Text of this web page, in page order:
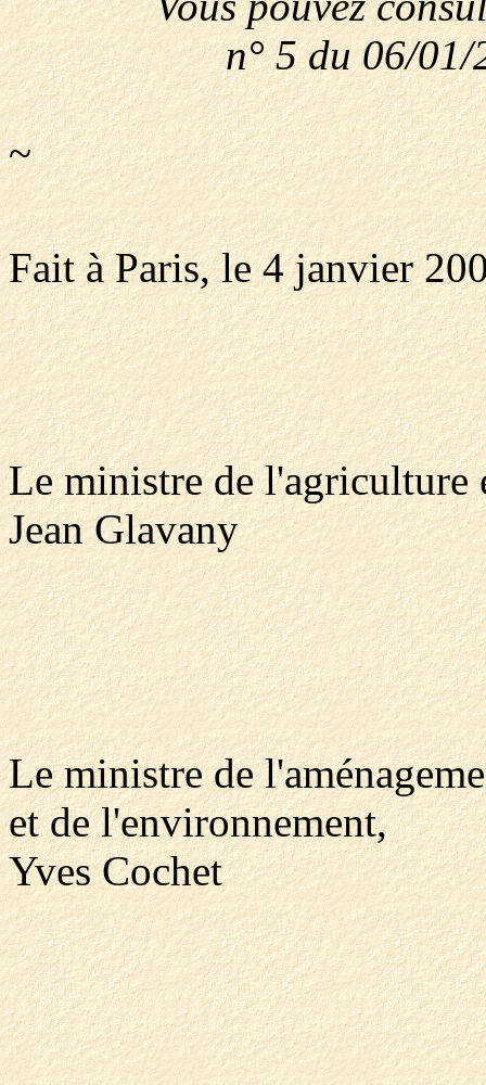
n° 5 du 06/
~
Fait à Paris, le 4 janvier
Le ministre de l'agriculture
Jean Glavany
Le ministre de
et de l'environnement,
Yves Cochet